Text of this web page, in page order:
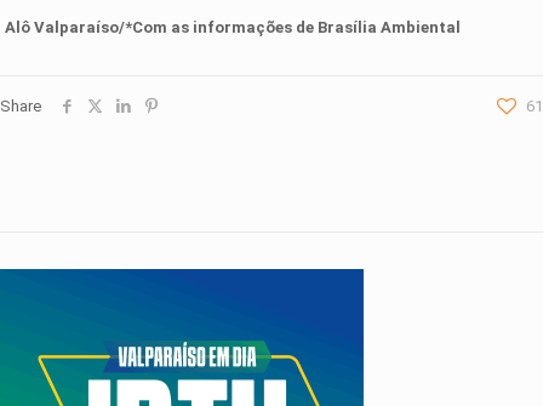
Alô Valparaíso/*Com as informações de Brasília Ambiental
Share 61